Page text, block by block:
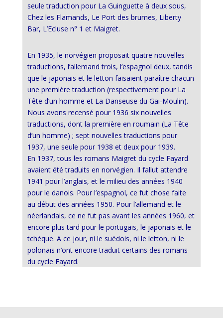
seule traduction pour La Guinguette à deux sous,
Chez les Flamands, Le Port des brumes, Liberty
Bar, L’Ecluse n° 1 et Maigret.
En 1935, le norvégien proposait quatre nouvelles
traductions, l’allemand trois, l’espagnol deux, tandis
que le japonais et le letton faisaient paraître chacun
une première traduction (respectivement pour La
Tête d’un homme et La Danseuse du Gai-Moulin).
Nous avons recensé pour 1936 six nouvelles
traductions, dont la première en roumain (La Tête
d’un homme) ; sept nouvelles traductions pour
1937, une seule pour 1938 et deux pour 1939.
En 1937, tous les romans Maigret du cycle Fayard
avaient été traduits en norvégien. Il fallut attendre
1941 pour l’anglais, et le milieu des années 1940
pour le danois. Pour l’espagnol, ce fut chose faite
au début des années 1950. Pour l’allemand et le
néerlandais, ce ne fut pas avant les années 1960, et
encore plus tard pour le portugais, le japonais et le
tchèque. A ce jour, ni le suédois, ni le letton, ni le
polonais n’ont encore traduit certains des romans
du cycle Fayard.